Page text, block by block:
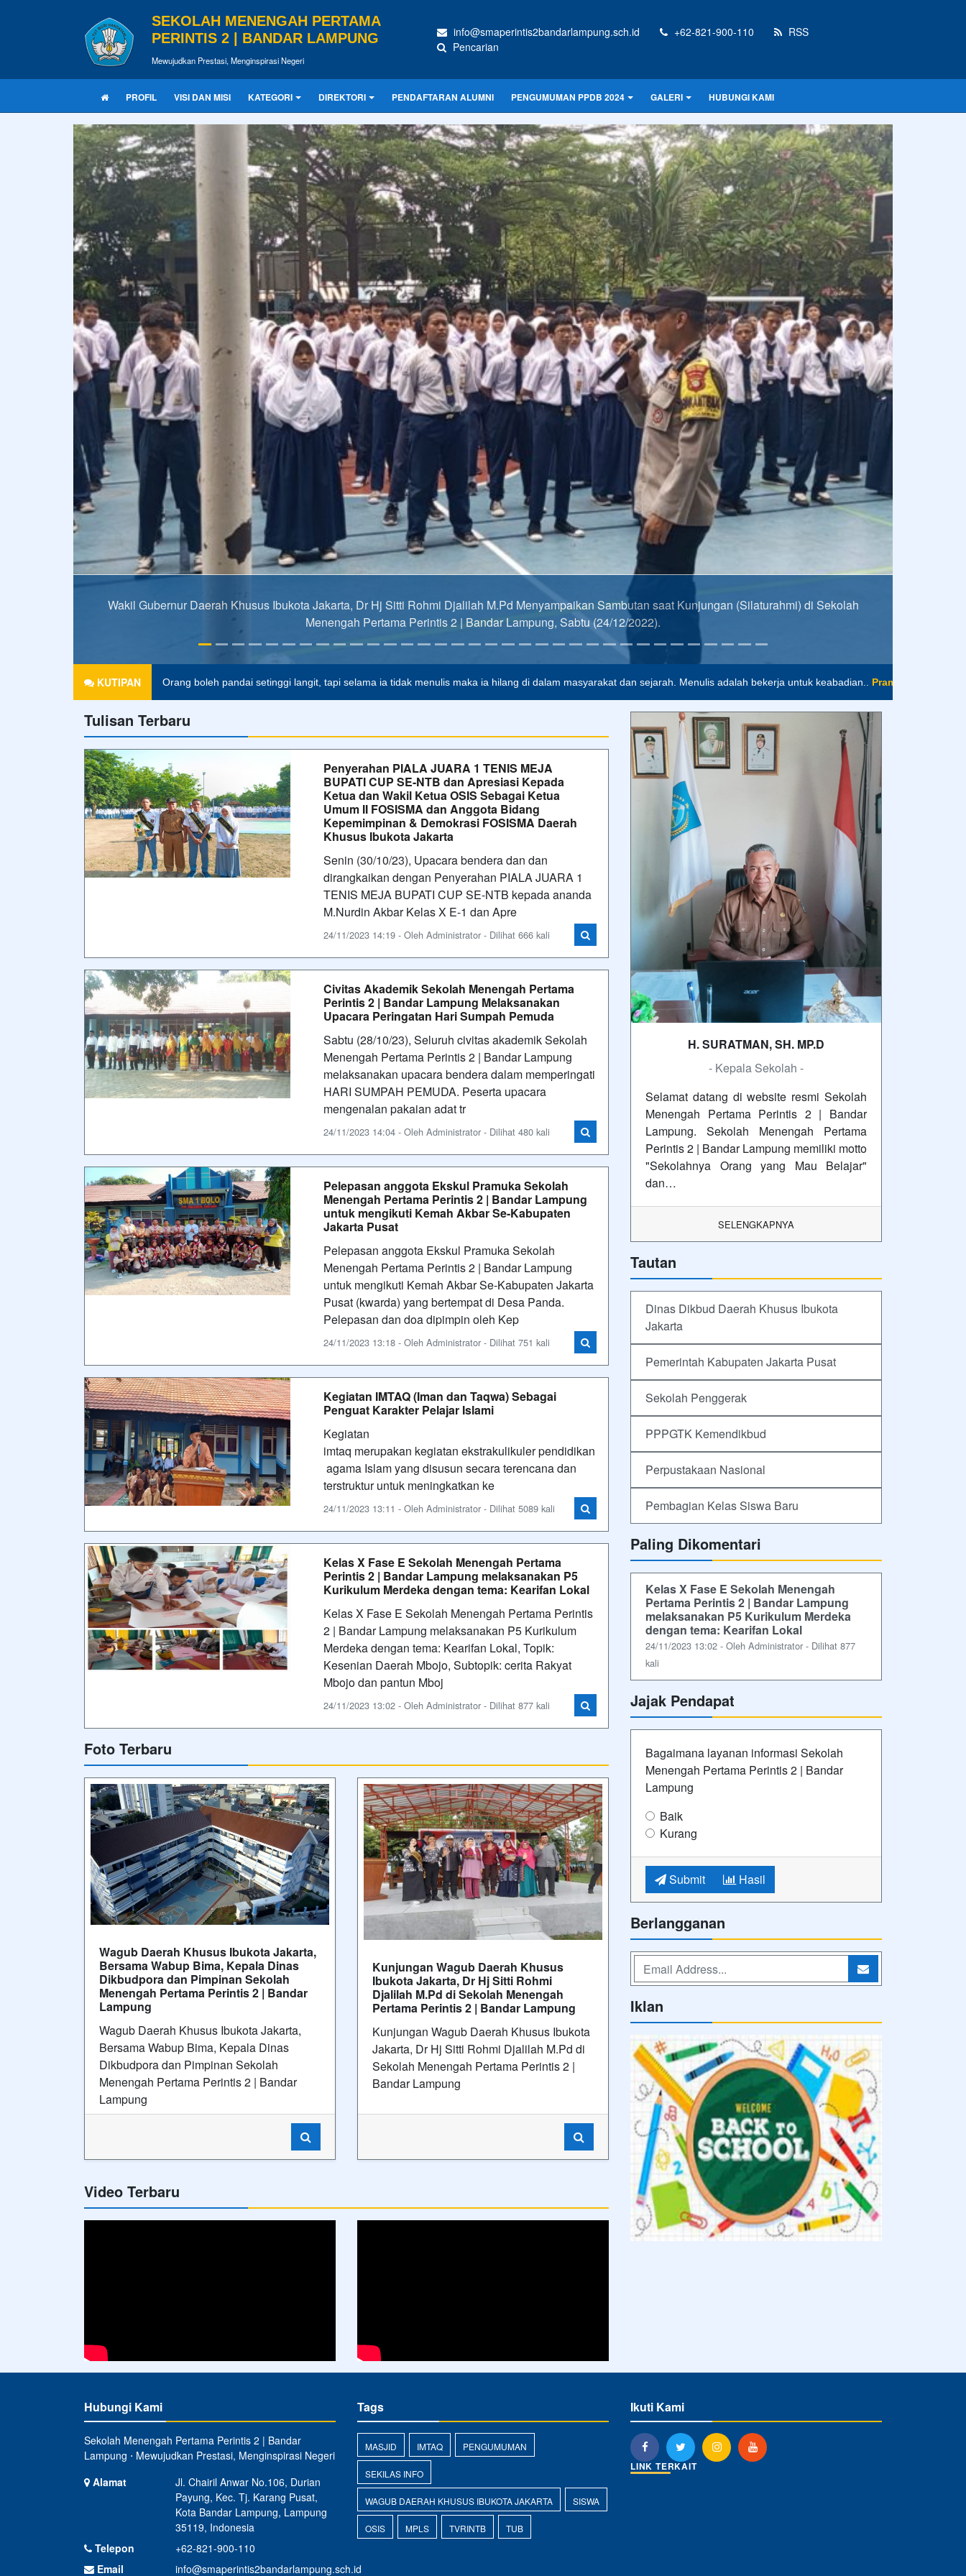
SEKOLAH MENENGAH PERTAMA
PERINTIS 2 | BANDAR LAMPUNG
Mewujudkan Prestasi, Menginspirasi Negeri
info@smaperintis2bandarlampung.sch.id +62-821-900-110
RSS
Pencarian
PROFIL VISI DAN MISI KATEGORI DIREKTORI PENDAFTARAN ALUMNI PENGUMUMAN PPDB 2024 GALERI HUBUNGI KAMI
Keceriaan Siswa-Siswi Sekolah Menengah Pertama Perintis 2 | Bandar Lampung Kabupaten Jakarta Pusat Usai Mengikuti Gerak Jalan Indah dalam
Memeriahkan Hari Nasional
KUTIPAN Orang boleh pandai setinggi langit, tapi selama ia tidak menulis maka ia hilang di dalam masyarakat dan sejarah. Menulis adalah bekerja untuk keabadian..Pramoedya Ananta
Tulisan Terbaru
Penyerahan PIALA JUARA 1 TENIS MEJA
BUPATI CUP SE-NTB dan Apresiasi Kepada
Ketua dan Wakil Ketua OSIS Sebagai Ketua
Umum II FOSISMA dan Anggota Bidang
Kepemimpinan & Demokrasi FOSISMA Daerah
Khusus Ibukota Jakarta
Senin (30/10/23), Upacara bendera dan dan
dirangkaikan dengan Penyerahan PIALA JUARA 1
M.Nurdin Akbar Kelas X E-1 dan Apre
Civitas Akademik Sekolah Menengah Pertama
Perintis 2 | Bandar Lampung Melaksanakan
Upacara Peringatan Hari Sumpah Pemuda
Sabtu (28/10/23), Seluruh civitas akademik Sekolah
Menengah Pertama Perintis 2 | Bandar Lampung
melaksanakan upacara bendera dalam memperingati
HARI SUMPAH PEMUDA. Peserta upacara
mengenalan pakaian adat tr
24/11/2023 14:04 - Oleh Administrator - Dilihat 480 kali
Pelepasan anggota Ekskul Pramuka Sekolah
Menengah Pertama Perintis 2 | Bandar Lampung
untuk mengikuti Kemah Akbar Se-Kabupaten
Jakarta Pusat
Pelepasan anggota Ekskul Pramuka Sekolah
Menengah Pertama Perintis 2 | Bandar Lampung
untuk mengikuti Kemah Akbar Se-Kabupaten Jakarta
Pusat (kwarda) yang bertempat di Desa Panda.
24/11/2023 13:18 - Oleh Administrator - Dilihat 751 kali
Kegiatan IMTAQ (Iman dan Taqwa) Sebagai
Penguat Karakter Pelajar Islami
Kegiatan
imtaq merupakan kegiatan ekstrakulikuler pendidikan
agama Islam yang disusun secara terencana dan
terstruktur untuk meningkatkan ke
Perintis 2 | Bandar Lampung melaksanakan P5
Kurikulum Merdeka dengan tema: Kearifan Lokal
Kelas X Fase E Sekolah Menengah Pertama Perintis
2 | Bandar Lampung melaksanakan P5 Kurikulum
Merdeka dengan tema: Kearifan Lokal, Topik:
Kesenian Daerah Mbojo, Subtopik: cerita Rakyat
Mbojo dan pantun Mboj
24/11/2023 13:02 - Oleh Administrator - Dilihat 877 kali
Foto Terbaru
Wagub Daerah Khusus Ibukota Jakarta,
Bersama Wabup Bima, Kepala Dinas
Dikbudpora dan Pimpinan Sekolah
Menengah Pertama Perintis 2 | Bandar
Lampung
Wagub Daerah Khusus Ibukota Jakarta,
Bersama Wabup Bima, Kepala Dinas
Dikbudpora dan Pimpinan Sekolah
Menengah Pertama Perintis 2 | Bandar
Lampung
Kunjungan Wagub Daerah Khusus
Ibukota Jakarta, Dr Hj Sitti Rohmi
Djalilah M.Pd di Sekolah Menengah
Pertama Perintis 2 | Bandar Lampung
Kunjungan Wagub Daerah Khusus Ibukota
Jakarta, Dr Hj Sitti Rohmi Djalilah M.Pd di
Sekolah Menengah Pertama Perintis 2 |
Bandar Lampung
Video Terbaru
H. SURATMAN, SH. MP.D
- Kepala Sekolah -
Selamat datang di website resmi Sekolah
Menengah Pertama Perintis 2 | Bandar
Lampung. Sekolah Menengah Pertama
Perintis 2 | Bandar Lampung memiliki motto
"Sekolahnya Orang yang Mau Belajar"
dan…
SELENGKAPNYA
Dinas Dikbud Daerah Khusus Ibukota
Jakarta
Pemerintah Kabupaten Jakarta Pusat
Sekolah Penggerak
PPPGTK Kemendikbud
Perpustakaan Nasional
Pembagian Kelas Siswa Baru
Paling Dikomentari
Kelas X Fase E Sekolah Menengah
Pertama Perintis 2 | Bandar Lampung
melaksanakan P5 Kurikulum Merdeka
dengan tema: Kearifan Lokal
24/11/2023 13:02 - Oleh Administrator - Dilihat 877
kali
Jajak Pendapat
Bagaimana layanan informasi Sekolah
Menengah Pertama Perintis 2 | Bandar
Lampung
Baik
Submit
Berlangganan
Iklan
Telepon
+62-821-900-110
OSIS
Ikuti Kami
Copyright © 2020 - 2024Sekolah Menengah Pertama Perintis 2 | Bandar Lampung
All rights reserved.
Powered by